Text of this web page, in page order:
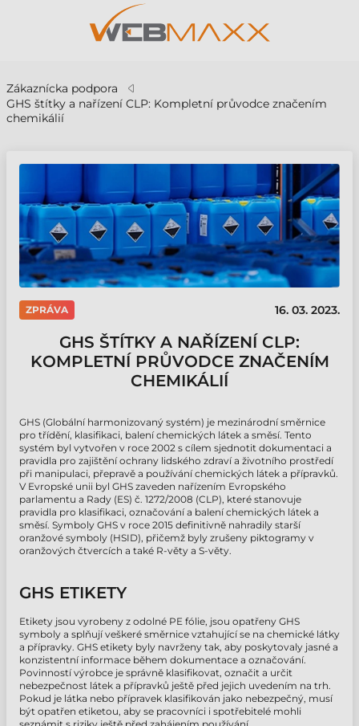
Zákaznícka podpora
GHS štítky a nařízení CLP: Kompletní průvodce značením
chemikálií
ZPRÁVA 16. 03. 2023.
GHS ŠTÍTKY A NAŘÍZENÍ CLP:
KOMPLETNÍ PRŮVODCE ZNAČENÍM
CHEMIKÁLIÍ
GHS (Globální harmonizovaný systém) je mezinárodní směrnice
pro třídění, klasifikaci, balení chemických látek a směsí. Tento
systém byl vytvořen v roce 2002 s cílem sjednotit dokumentaci a
pravidla pro zajištění ochrany lidského zdraví a životního prostředí
při manipulaci, přepravě a používání chemických látek a přípravků.
V Evropské unii byl GHS zaveden nařízením Evropského
parlamentu a Rady (ES) č. 1272/2008 (CLP), které stanovuje
pravidla pro klasifikaci, označování a balení chemických látek a
směsí. Symboly GHS v roce 2015 definitivně nahradily starší
oranžové symboly (HSID), přičemž byly zrušeny piktogramy v
oranžových čtvercích a také R-věty a S-věty.
GHS ETIKETY
Etikety jsou vyrobeny z odolné PE fólie, jsou opatřeny GHS
symboly a splňují veškeré směrnice vztahující se na chemické látky
a přípravky. GHS etikety byly navrženy tak, aby poskytovaly jasné a
konzistentní informace během dokumentace a označování.
Povinností výrobce je správně klasifikovat, označit a určit
nebezpečnost látek a přípravků ještě před jejich uvedením na trh.
Pokud je látka nebo přípravek klasifikován jako nebezpečný, musí
být opatřen etiketou, aby se pracovníci i spotřebitelé mohli